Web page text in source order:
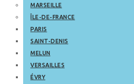
MARSEILLE
ÎLE-DE-FRANCE
PARIS
SAINT-DENIS
MELUN
VERSAILLES
ÉVRY